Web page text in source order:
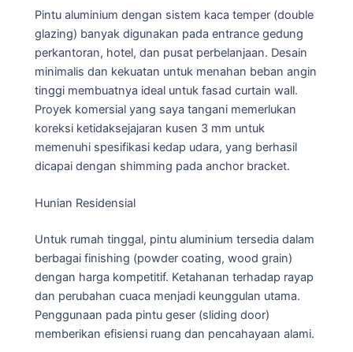
Pintu aluminium dengan sistem kaca temper (double
glazing) banyak digunakan pada entrance gedung
perkantoran, hotel, dan pusat perbelanjaan. Desain
minimalis dan kekuatan untuk menahan beban angin
tinggi membuatnya ideal untuk fasad curtain wall.
Proyek komersial yang saya tangani memerlukan
koreksi ketidaksejajaran kusen 3 mm untuk
memenuhi spesifikasi kedap udara, yang berhasil
dicapai dengan shimming pada anchor bracket.
Hunian Residensial
Untuk rumah tinggal, pintu aluminium tersedia dalam
berbagai finishing (powder coating, wood grain)
dengan harga kompetitif. Ketahanan terhadap rayap
dan perubahan cuaca menjadi keunggulan utama.
Penggunaan pada pintu geser (sliding door)
memberikan efisiensi ruang dan pencahayaan alami.